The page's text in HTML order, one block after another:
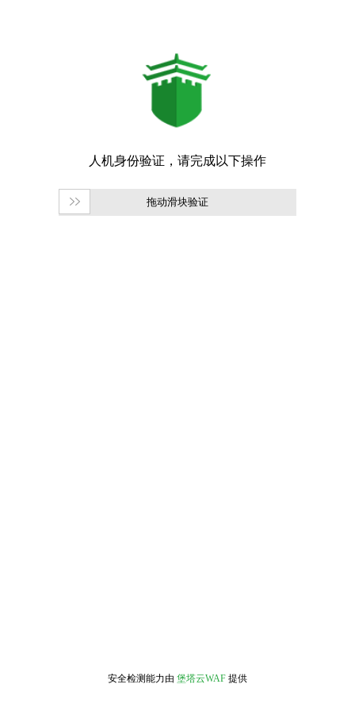
拖动滑块验证
安全检测能力由 堡塔云WAF 提供